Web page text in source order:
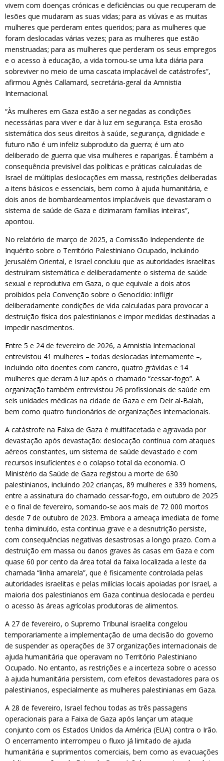
vivem com doenças crónicas e deficiências ou que recuperam de
lesões que mudaram as suas vidas; para as viúvas e as muitas
mulheres que perderam entes queridos; para as mulheres que
foram deslocadas várias vezes; para as mulheres que estão
menstruadas; para as mulheres que perderam os seus empregos
e o acesso à educação, a vida tornou-se uma luta diária para
sobreviver no meio de uma cascata implacável de catástrofes”,
afirmou Agnès Callamard, secretária-geral da Amnistia
Internacional.
“Às mulheres em Gaza estão a ser negadas as condições
necessárias para viver e dar à luz em segurança. Esta erosão
sistemática dos seus direitos à saúde, segurança, dignidade e
futuro não é um infeliz subproduto da guerra; é um ato
deliberado de guerra que visa mulheres e raparigas. É também a
consequência previsível das políticas e práticas calculadas de
Israel de múltiplas deslocações em massa, restrições deliberadas
a itens básicos e essenciais, bem como à ajuda humanitária, e
dois anos de bombardeamentos implacáveis que devastaram o
sistema de saúde de Gaza e dizimaram famílias inteiras”,
apontou.
No relatório de março de 2025, a Comissão Independente de
Inquérito sobre o Território Palestiniano Ocupado, incluindo
Jerusalém Oriental, e Israel concluiu que as autoridades israelitas
destruíram sistemática e deliberadamente o sistema de saúde
sexual e reprodutiva em Gaza, o que equivale a dois atos
proibidos pela Convenção sobre o Genocídio: infligir
deliberadamente condições de vida calculadas para provocar a
destruição física dos palestinianos e impor medidas destinadas a
impedir nascimentos.
Entre 5 e 24 de fevereiro de 2026, a Amnistia Internacional
entrevistou 41 mulheres – todas deslocadas internamente –,
incluindo oito doentes com cancro, quatro grávidas e 14
mulheres que deram à luz após o chamado “cessar-fogo”. A
organização também entrevistou 26 profissionais de saúde em
seis unidades médicas na cidade de Gaza e em Deir al-Balah,
bem como quatro funcionários de organizações internacionais.
A catástrofe na Faixa de Gaza é multifacetada e agravada por
devastação após devastação: deslocação contínua com ataques
aéreos constantes, um sistema de saúde devastado e com
recursos insuficientes e o colapso total da economia. O
Ministério da Saúde de Gaza registou a morte de 630
palestinianos, incluindo 202 crianças, 89 mulheres e 339 homens,
entre a assinatura do chamado cessar-fogo, em outubro de 2025
e o final de fevereiro, somando-se aos mais de 72 000 mortos
desde 7 de outubro de 2023. Embora a ameaça imediata de fome
tenha diminuído, esta continua grave e a desnutrição persiste,
com consequências negativas desastrosas a longo prazo. Com a
destruição em massa ou danos graves às casas em Gaza e com
quase 60 por cento da área total da faixa localizada a leste da
chamada “linha amarela”, que é fisicamente controlada pelas
autoridades israelitas e pelas milícias locais apoiadas por Israel, a
maioria dos palestinianos em Gaza continua deslocada e perdeu
o acesso às áreas agrícolas produtoras de alimentos.
A 27 de fevereiro, o Supremo Tribunal israelita congelou
temporariamente a implementação de uma decisão do governo
de suspender as operações de 37 organizações internacionais de
ajuda humanitária que operavam no Território Palestiniano
Ocupado. No entanto, as restrições e a incerteza sobre o acesso
à ajuda humanitária persistem, com efeitos devastadores para os
palestinianos, especialmente as mulheres palestinianas em Gaza.
A 28 de fevereiro, Israel fechou todas as três passagens
operacionais para a Faixa de Gaza após lançar um ataque
conjunto com os Estados Unidos da América (EUA) contra o Irão.
O encerramento interrompeu o fluxo já limitado de ajuda
humanitária e suprimentos comerciais, bem como as evacuações